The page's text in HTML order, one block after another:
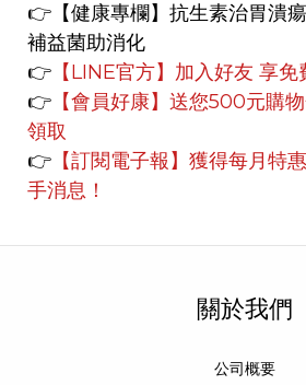
👉【健康專欄】 抗生素治胃潰
補益菌助消化
👉 【LINE官方】 加入好友 享免
👉 【會員好康】 送您500元購
領取
👉 【訂閱電子報】獲得每月特
手消息！
關於我們
公司概要